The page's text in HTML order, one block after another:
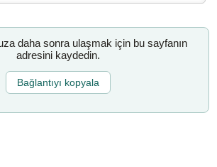
daha sonra ulaşmak için bu sayfanın
adresini kaydedin.
Bağlantıyı kopyala